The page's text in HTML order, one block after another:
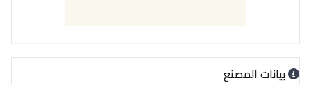
بيانات المصنع